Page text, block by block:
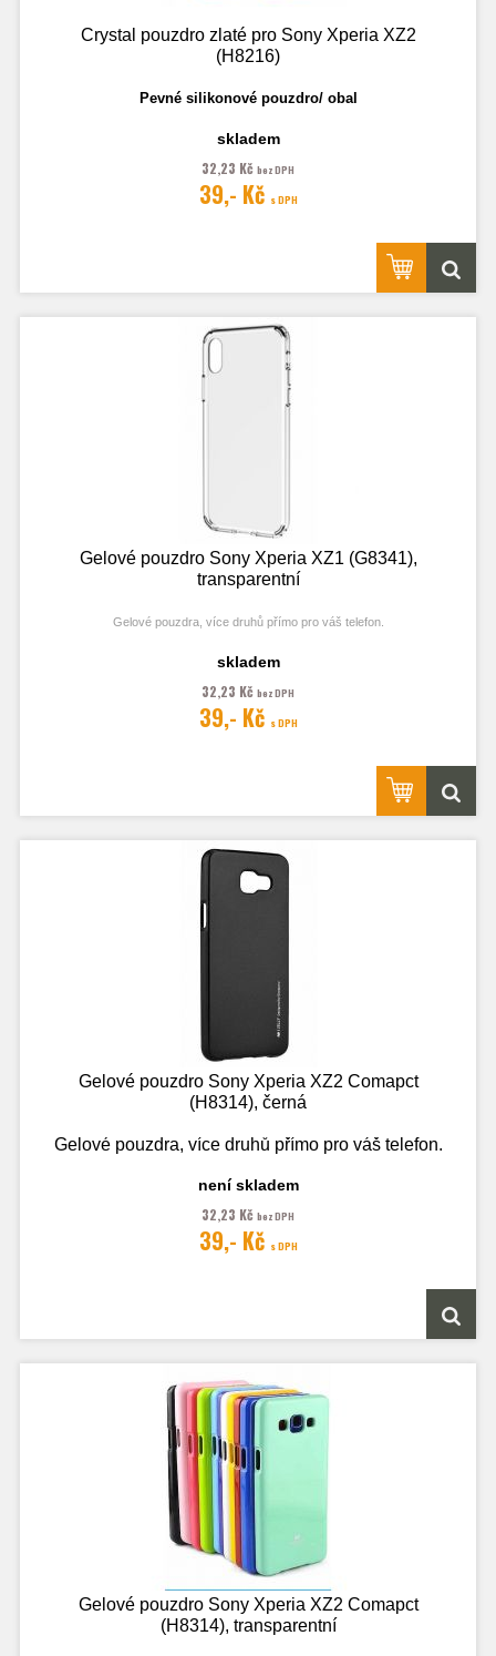
Crystal pouzdro zlaté pro Sony Xperia XZ2
(H8216)
Pevné silikonové pouzdro/ obal
skladem
32,23 Kč bez DPH
39,- Kč s DPH
Gelové pouzdro Sony Xperia XZ1 (G8341),
transparentní
Gelové pouzdra, více druhů přímo pro váš telefon.
Fotografie je pouze ilustrační.
skladem
32,23 Kč bez DPH
39,- Kč s DPH
Gelové pouzdro Sony Xperia XZ2 Comapct
(H8314), černá
Gelové pouzdra, více druhů přímo pro váš telefon.
Fotografie je pouze ilustrační.
není skladem
32,23 Kč bez DPH
39,- Kč s DPH
Gelové pouzdro Sony Xperia XZ2 Comapct
(H8314), transparentní